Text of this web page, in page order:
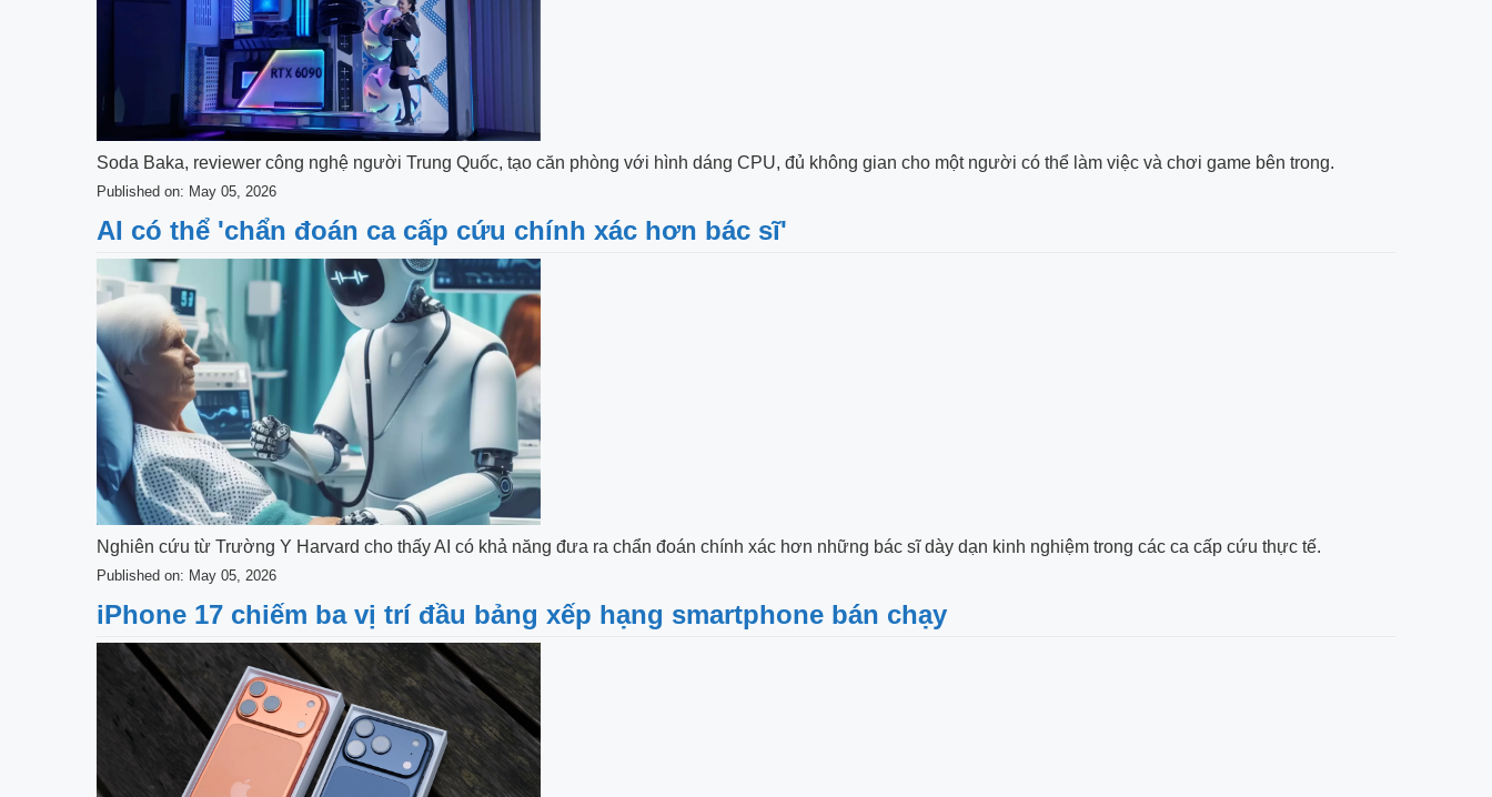
Soda Baka, reviewer công nghệ người Trung Quốc, tạo căn phòng với hình dáng CPU, đủ không gian cho một người có thể làm việc và chơi game bên trong.
Published on: May 05, 2026
AI có thể 'chẩn đoán ca cấp cứu chính xác hơn bác sĩ'
Nghiên cứu từ Trường Y Harvard cho thấy AI có khả năng đưa ra chẩn đoán chính xác hơn những bác sĩ dày dạn kinh nghiệm trong các ca cấp cứu thực tế.
Published on: May 05, 2026
iPhone 17 chiếm ba vị trí đầu bảng xếp hạng smartphone bán chạy